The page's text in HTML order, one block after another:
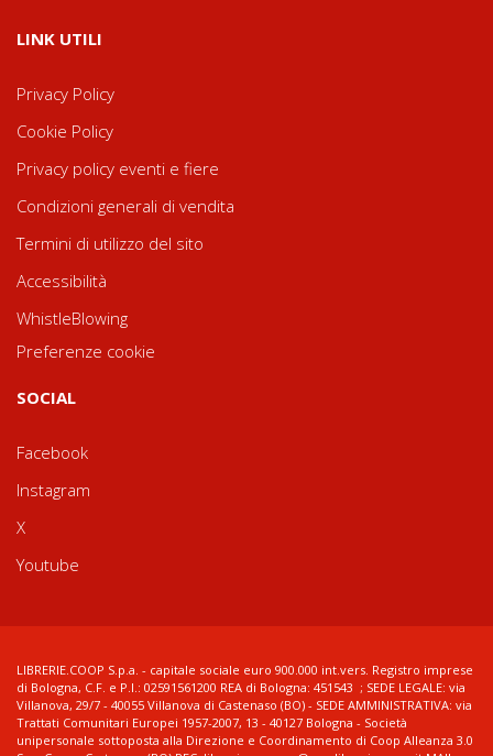
LINK UTILI
Privacy Policy
Cookie Policy
Privacy policy eventi e fiere
Condizioni generali di vendita
Termini di utilizzo del sito
Accessibilità
WhistleBlowing
Preferenze cookie
SOCIAL
Facebook
Instagram
X
Youtube
LIBRERIE.COOP S.p.a. - capitale sociale euro 900.000 int.vers. Registro imprese
di Bologna, C.F. e P.I.: 02591561200 REA di Bologna: 451543 ; SEDE LEGALE: via
Villanova, 29/7 - 40055 Villanova di Castenaso (BO) - SEDE AMMINISTRATIVA: via
Trattati Comunitari Europei 1957-2007, 13 - 40127 Bologna - Società
unipersonale sottoposta alla Direzione e Coordinamento di Coop Alleanza 3.0